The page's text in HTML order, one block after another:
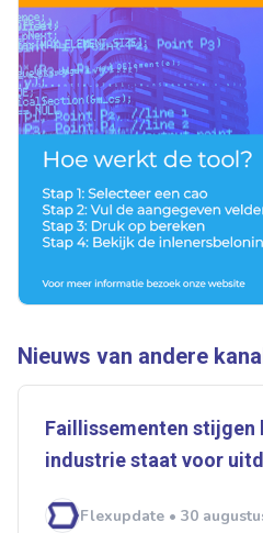
Nieuws van andere
Faillissementen stijgen
industrie staat voor
Flexupdate • 30
Ontvang
je mailbox
Artikelen
Alles Ingezonden ABU